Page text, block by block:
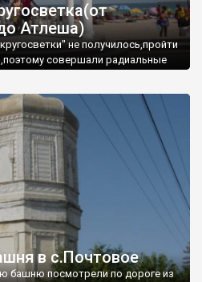
Атлеша)
не получилось,пройти
совершали радиальные
в с.Почтовое
башню посмотрели по дороге из